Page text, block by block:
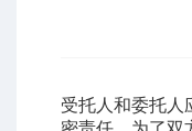
受托人和委托人